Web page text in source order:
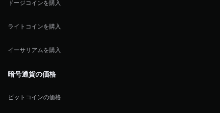
ドージコインを購入
ライトコインを購入
イーサリアムを購入
暗号通貨の価格
ビットコインの価格